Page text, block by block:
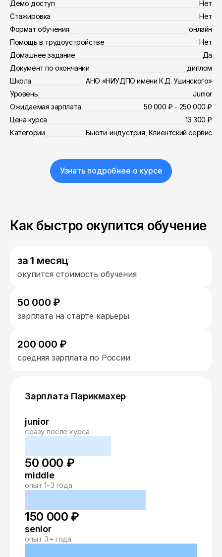
Демо доступ
Нет
Стажировка
Нет
Формат обучения
онлайн
Помощь в трудоустройстве
Нет
Домашнее задание
Да
Документ по окончании
диплом
Школа
АНО «НИУДПО имени К.Д. Ушинского»
Уровень
Junior
Ожидаемая зарплата
50 000 ₽ - 250 000 ₽
Цена курса
13 300 ₽
Категории
Бьюти-индустрия, Клиентский сервис
Узнать подробнее о курсе
Как быстро окупится обучение
за 1 месяц
окупится стоимость обучения
50 000 ₽
зарплата на старте карьеры
200 000 ₽
средняя зарплата по России
Зарплата Парикмахер
junior
сразу после курса
50 000 ₽
middle
опыт 1-3 года
150 000 ₽
senior
опыт 3+ года